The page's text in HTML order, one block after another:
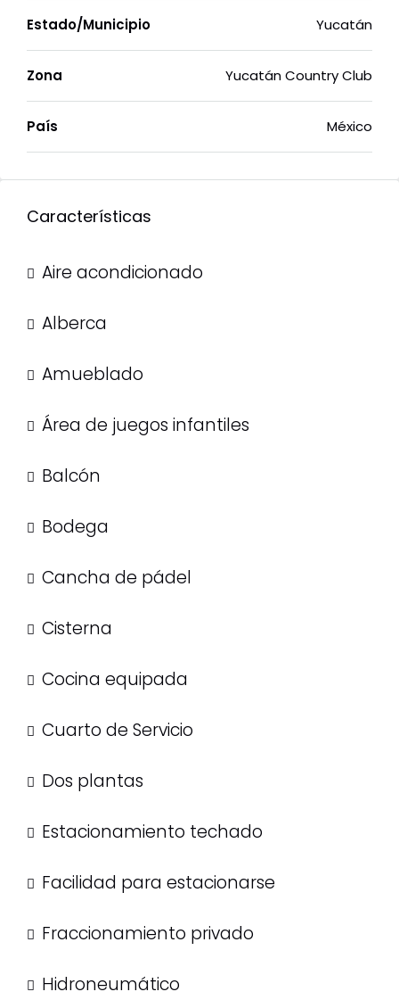
Estado/Municipio Yucatán
Zona Yucatán Country Club
País México
Características
Aire acondicionado
Alberca
Amueblado
Área de juegos infantiles
Balcón
Bodega
Cancha de pádel
Cisterna
Cocina equipada
Cuarto de Servicio
Dos plantas
Estacionamiento techado
Facilidad para estacionarse
Fraccionamiento privado
Hidroneumático